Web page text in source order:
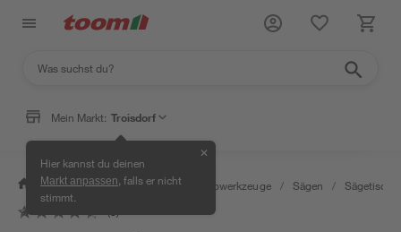
Mein Markt: Troisdorf
Hier kannst du deinen
Markt anpassen , falls er nicht
stimmt.
✕
/ Werkstatt & Maschinen / Elektrowerkzeuge / Sägen /
Sägetische